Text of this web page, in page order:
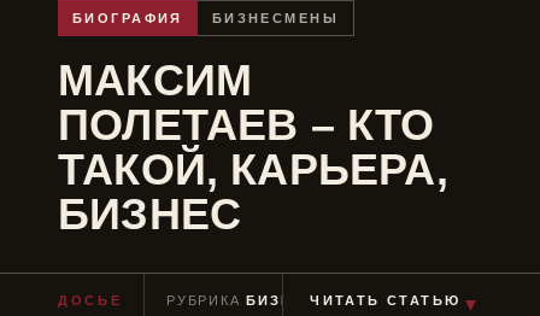
БИОГРАФИЯ БИЗНЕСМЕНЫ
МАКСИМ
ПОЛЕТАЕВ – КТО
ТАКОЙ, КАРЬЕРА,
БИЗНЕС
ДОСЬЕ РУБРИКАБИЗНЕСМЕНЫ ЧТЕНИЕ
ЧИТАТЬ СТАТЬЮ ▼